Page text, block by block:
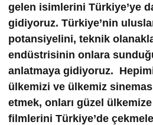
gelen isimlerini Türkiye’ye
gidiyoruz. Türkiye’nin
potansiyelini, teknik
endüstrisinin onlara
anlatmaya gidiyoruz.
ülkemizi ve ülkemiz
etmek, onları güzel
filmlerini Türkiye’de